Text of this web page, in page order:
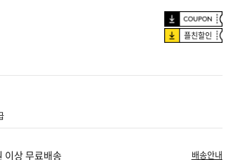
플친할인
이상 무료배송 배송안내